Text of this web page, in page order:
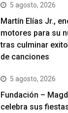
5 agosto, 2026
Martín Elías Jr.,
motores para su
tras culminar
de canciones
5 agosto, 2026
Fundación –
celebra sus